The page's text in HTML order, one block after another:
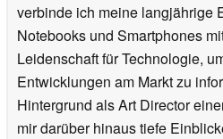
verbinde ich meine langjährige
Notebooks und Smartphones
Leidenschaft für Technologie,
Entwicklungen am Markt zu
Hintergrund als Art Director
mir darüber hinaus tiefe